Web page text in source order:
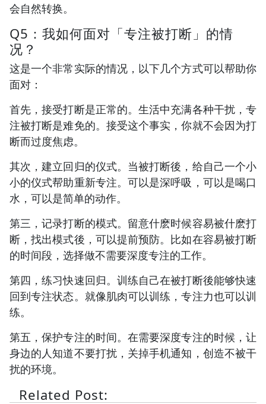
会自然转换。
Q5：我如何面对「专注被打断」的情
况？
这是一个非常实际的情况，以下几个方式可以帮助你
面对：
首先，接受打断是正常的。生活中充满各种干扰，专
注被打断是难免的。接受这个事实，你就不会因为打
断而过度焦虑。
其次，建立回归的仪式。当被打断後，给自己一个小
小的仪式帮助重新专注。可以是深呼吸，可以是喝口
水，可以是简单的动作。
第三，记录打断的模式。留意什麽时候容易被什麽打
断，找出模式後，可以提前预防。比如在容易被打断
的时间段，选择做不需要深度专注的工作。
第四，练习快速回归。训练自己在被打断後能够快速
回到专注状态。就像肌肉可以训练，专注力也可以训
练。
第五，保护专注的时间。在需要深度专注的时候，让
身边的人知道不要打扰，关掉手机通知，创造不被干
扰的环境。
Related Post: